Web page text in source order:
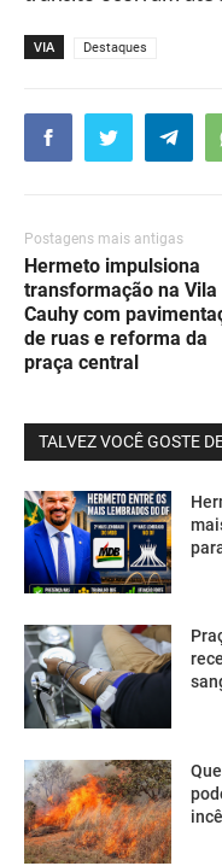
VIA Destaques
Postagens mais antigas
Hermeto impulsiona
transformação na Vila
Cauhy com
de ruas e reforma da
praça central
TALVEZ VOCÊ GOSTE